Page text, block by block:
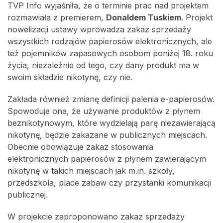
TVP Info wyjaśniła, że o terminie prac nad projektem
rozmawiała z premierem, Donaldem Tuskiem. Projekt
nowelizacji ustawy wprowadza zakaz sprzedaży
wszystkich rodzajów papierosów elektronicznych, ale
też pojemników zapasowych osobom poniżej 18. roku
życia, niezależnie od tego, czy dany produkt ma w
swoim składzie nikotynę, czy nie.
Zakłada również zmianę definicji palenia e-papierosów.
Spowoduje ona, że używanie produktów z płynem
beznikotynowym, które wydzielają parę niezawierającą
nikotynę, będzie zakazane w publicznych miejscach.
Obecnie obowiązuje zakaz stosowania
elektronicznych papierosów z płynem zawierającym
nikotynę w takich miejscach jak m.in. szkoły,
przedszkola, place zabaw czy przystanki komunikacji
publicznej.
W projekcie zaproponowano zakaz sprzedaży